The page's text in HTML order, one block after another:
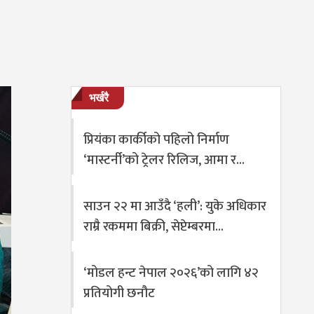
भर्खरै
प्रियंका कार्कीको पहिलो निर्माण
‘मास्टर्नी’को ट्रेलर रिलिज, आमा र…
साउन २२ मा आउँदै ‘हली’: युके अधिकार
राम्रै रकममा बिक्री, सेप्टेम्बरमा…
‘मोडल हन्ट नेपाल २०२६’को लागि ४२
प्रतियोगी छनौट